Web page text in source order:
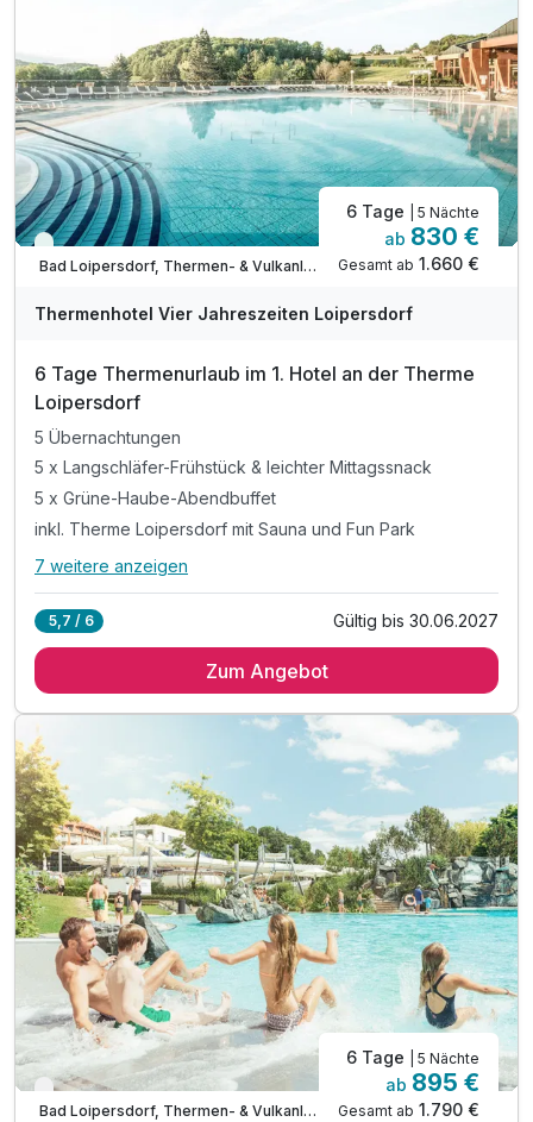
inkl. Kinderanimation & Abenteuerprogramm - Therme
inkl. direkter, unterirdischer Zugang zur Therme
inkl. hoteleigener Liegebereich in der Therme
inkl. kostenloser & sicherer Garagenplatz
WAR
202
Viele Termine frei
Bad Loipersdorf, Thermen- & Vulkanland Steiermark
6 Tage | 5 Nächte
ab 830 €
Gesamt ab 1.660 €
Thermenhotel Vier Jahreszeiten Loipersdorf
6 Tage Thermenurlaub im 1. Hotel an der Therme
Loipersdorf
5 Übernachtungen
5 x Langschläfer-Frühstück & leichter Mittagssnack
5 x Grüne-Haube-Abendbuffet
inkl. Therme Loipersdorf mit Sauna und Fun Park
Alle Inklusivleistungen
5 x Langschläfer-Frühstück & leichter Mittagssnack
inkl. Therme Loipersdorf mit Sauna und Fun Park
inkl. 1 Glas Sekt zur Begrüßung
inkl. hoteleigener Liegebereich
inkl. kuschelige Bademäntel & Badetücher
inkl. direkter, unterirdischer Zugang zur Therme
inkl. Sport- & Vitalprogramm im Thermenresort
inkl. Parkplatz
Verlängerungsnächte inkl. 3/4 Pension & Therme
7 weitere anzeigen
5,7 / 6 Gültig bis 30.06.2027
Zum Angebot
Nur noch bis September
Bad Loipersdorf, Thermen- & Vulkanland Steiermark
6 Tage | 5 Nächte
ab 895 €
Gesamt ab 1.790 €